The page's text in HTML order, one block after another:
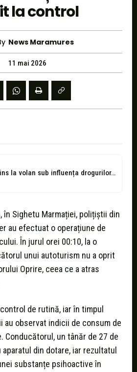
la control
News Maramures
11 mai 2026
ÎN TRAFIC: Prins la volan sub influența drogurilor, deși avea permisul suspendat,...
în Sighetu Marmației, polițiștii din
au efectuat o operațiune de
În jurul orei 00:10, la o
unui autoturism nu a oprit
Oprire, ceea ce a atras
de rutină, iar în timpul
observat indicii de consum de
Conducătorul, un tânăr de 27 de
din dotare, iar rezultatul
substanțe psihoactive în